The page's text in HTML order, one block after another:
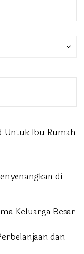
Untuk Ibu Rumah
di
Keluarga Besar
dan